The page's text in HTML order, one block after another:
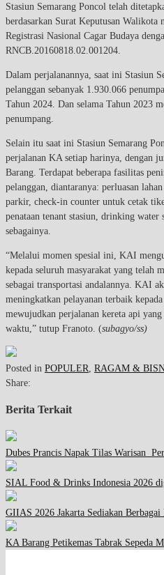
Stasiun Semarang Poncol telah
berdasarkan Surat Keputusan
Registrasi Nasional Cagar Budaya
RNCB.20160818.02.001204.
Dalam perjalanannya, saat ini Stasiun
pelanggan sebanyak 1.930.066
Tahun 2024. Dan selama Tahun 2023
penumpang.
Selain itu saat ini Stasiun Semarang
perjalanan KA setiap harinya, dengan
Barang. Terdapat beberapa fasilitas
pelanggan, diantaranya: perluasan
parkir, check-in counter untuk cetak
penataan tenant stasiun, drinking
sebagainya.
“Melalui momen spesial ini, KAI
kepada seluruh masyarakat yang telah
sebagai transportasi andalannya. KAI
meningkatkan pelayanan terbaik
mewujudkan perjalanan kereta api
waktu,” tutup Franoto. (subagyo/ss)
Posted in POPULER RAGAM &
Share:
Berita Terkait
Dubes Prancis Napak Tilas Warisan
SIAL Food & Drinks Indonesia 2026
GIIAS 2026 Jakarta Sediakan
KA Barang Petikemas Tabrak Sepeda